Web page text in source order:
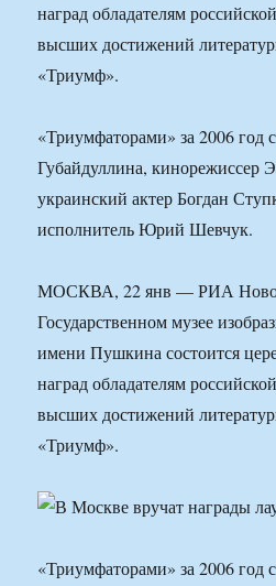
наград обладателям
высших достижений
«Триумф».
«Триумфаторами» за 2006 год
Губайдуллина, кинорежиссер
украинский актер Богдан
исполнитель Юрий Шевчук.
МОСКВА, 22 янв — РИА
Государственном музее
имени Пушкина состоится
наград обладателям
высших достижений
«Триумф».
«Триумфаторами» за 2006 год